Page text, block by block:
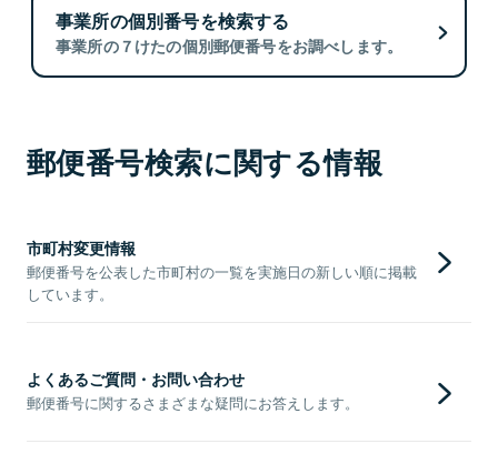
事業所の個別番号を検索する
事業所の７けたの個別郵便番号をお調べします。
郵便番号検索に関する情報
市町村変更情報
郵便番号を公表した市町村の一覧を実施日の新しい順に掲載
しています。
よくあるご質問・お問い合わせ
郵便番号に関するさまざまな疑問にお答えします。